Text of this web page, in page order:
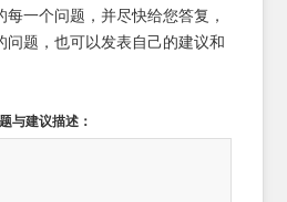
一个问题，并尽快给您答复，
问题，也可以发表自己的建议和
与建议描述：